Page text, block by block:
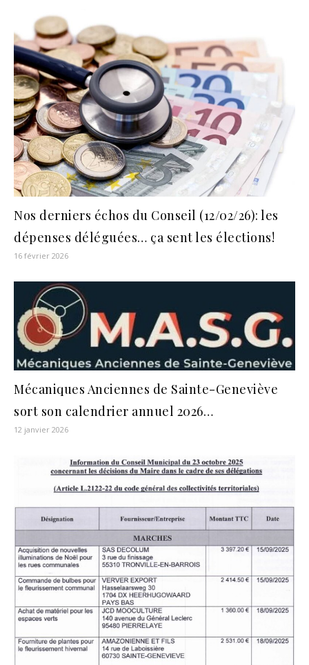
Nos derniers échos du Conseil (12/02/26): les
dépenses déléguées… ça sent les élections!
16 février 2026
Mécaniques Anciennes de Sainte-Geneviève
sort son calendrier annuel 2026…
12 janvier 2026